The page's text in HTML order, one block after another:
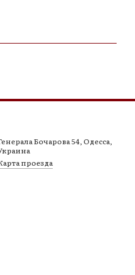
Бочарова 54, Одесса,
проезда